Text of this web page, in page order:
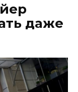
даже